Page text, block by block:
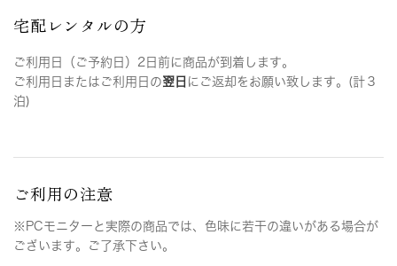
宅配レンタルの方
ご利用日（ご予約日）2日前に商品が到着します。
ご利用日またはご利用日の翌日 にご返却をお願い致します。(計３
泊)
ご利用の注意
※PCモニターと実際の商品では、色味に若干の違いがある場合が
ございます。ご了承下さい。